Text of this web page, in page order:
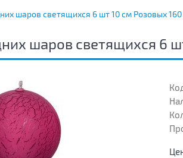
шаров светящихся 6 шт 10 см Розовых
шаров светящихся 6